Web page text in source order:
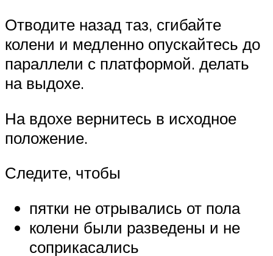
Отводите назад таз, сгибайте
колени и медленно опускайтесь до
параллели с платформой. делать
на выдохе.
На вдохе вернитесь в исходное
положение.
Следите, чтобы
пятки не отрывались от пола
колени были разведены и не
соприкасались